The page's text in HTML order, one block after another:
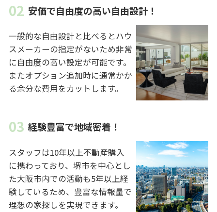
安価で自由度の高い自由設計！
一般的な自由設計と比べるとハウ
スメーカーの指定がないため非常
に自由度の高い設定が可能です。
またオプション追加時に通常かか
る余分な費用をカットします。
経験豊富で地域密着！
スタッフは10年以上不動産購入
に携わっており、堺市を中心とし
た大阪市内での活動も5年以上経
験しているため、豊富な情報量で
理想の家探しを実現できます。